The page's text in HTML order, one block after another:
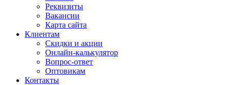
Реквизиты
Вакансии
Карта сайта
Клиентам
Скидки и акции
Онлайн-калькулятор
Вопрос-ответ
Оптовикам
Контакты